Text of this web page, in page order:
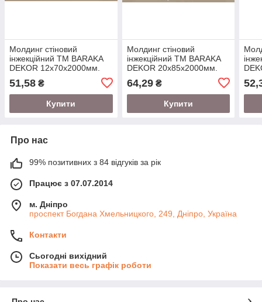
Молдинг стіновий
інжекційний ТМ BARAKA
DEKOR 12х70х2000мм.
51,58 ₴
Купити
Молдинг стіновий
інжекційний ТМ BARAKA
DEKOR 20х85х2000мм.
64,29₴
Купити
Про нас
99% позитивних з 84 відгуків за рік
Працює з 07.07.2014
м. Дніпро
проспект Богдана Хмельницкого, 249, Дніпро, Україна
Контакти
Сьогодні вихідний
Показати весь графік роботи